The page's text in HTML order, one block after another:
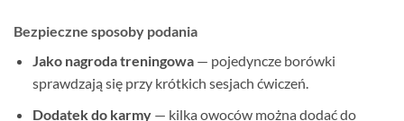
Bezpieczne sposoby podania
Jako nagroda treningowa— pojedyncze borówki
sprawdzają się przy krótkich sesjach ćwiczeń.
Dodatek do karmy— kilka owoców można dodać do